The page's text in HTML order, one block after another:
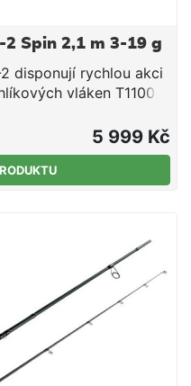
Spin 2,1 m 3-19 g
disponují rychlou akci
vláken T1100.
záběr. Objevte
Carat GTS-2!
vyrobený z T1100
i ten nejjemnější záběr
SPORTEX =
se zárukou 10let na
vlastnosti prutů,
nahazování hračka.
jsou pruty
XOG/XQG/XOG-W
5 999 Kč